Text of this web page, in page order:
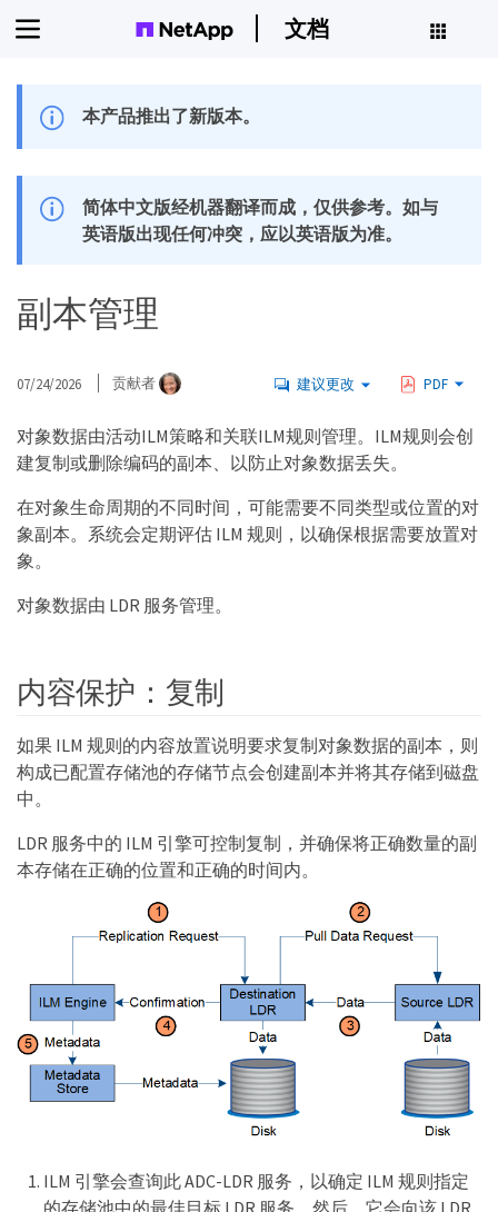
文档
本产品推出了新版本。
简体中文版经机器翻译而成，仅供参考。如与
英语版出现任何冲突，应以英语版为准。
副本管理
07/24/2026 贡献者 建议更改 PDF
对象数据由活动ILM策略和关联ILM规则管理。ILM规则会创
建复制或删除编码的副本、以防止对象数据丢失。
在对象生命周期的不同时间，可能需要不同类型或位置的对
象副本。系统会定期评估 ILM 规则，以确保根据需要放置对
象。
对象数据由 LDR 服务管理。
内容保护：复制
如果 ILM 规则的内容放置说明要求复制对象数据的副本，则
构成已配置存储池的存储节点会创建副本并将其存储到磁盘
中。
LDR 服务中的 ILM 引擎可控制复制，并确保将正确数量的副
本存储在正确的位置和正确的时间内。
ILM 引擎会查询此 ADC-LDR 服务，以确定 ILM 规则指定